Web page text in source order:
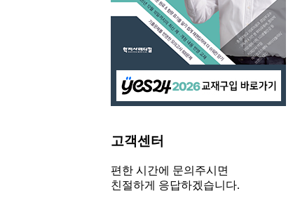
고객센터
편한 시간에 문의주시면
친절하게 응답하겠습니다.